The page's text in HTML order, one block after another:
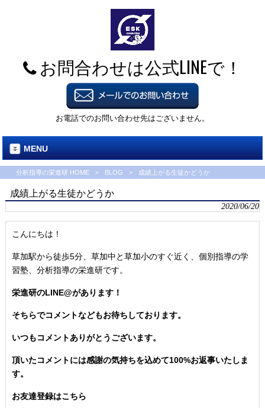
お問合わせは公式LINEで！
お電話でのお問い合わせ先はございません。
MENU
分析指導の栄進研 HOME > BLOG > 成績上がる生徒かどうか
成績上がる生徒かどうか
2020/06/20
こんにちは！
草加駅から徒歩5分、草加中と草加小のすぐ近く、個別指導の学
習塾、分析指導の栄進研です。
栄進研のLINE@があります！
そちらでコメントなどもお待ちしております。
いつもコメントありがとうございます。
頂いたコメントには感謝の気持ちを込めて100%お返事いたしま
す。
お友達登録はこちら